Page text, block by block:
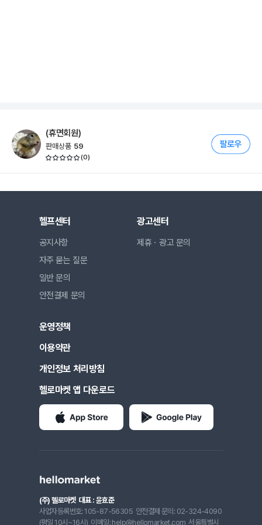
(휴면회원)
판매상품 59
(0)
헬프센터
공지사항
자주 묻는 질문
일반 문의
안전결제 문의
광고센터
제휴ㆍ광고 문의
운영정책
이용약관
개인정보 처리방침
헬로마켓 앱 다운로드
(주) 헬로마켓 대표 : 윤효준
사업자등록번호: 105-87-56305 안전결제 문의: 02-324-4090
(평일 10시~16시) 이메일: help@hellomarket.com 서울특별시